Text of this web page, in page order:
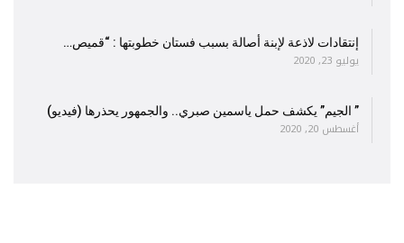
إنتقادات لاذعة لإبنة أصالة بسبب فستان خطوبتها : “قميص…
يوليو 23, 2020
” الجيم” يكشف حمل ياسمين صبري.. والجمهور يحذرها (فيديو)
أغسطس 20, 2020